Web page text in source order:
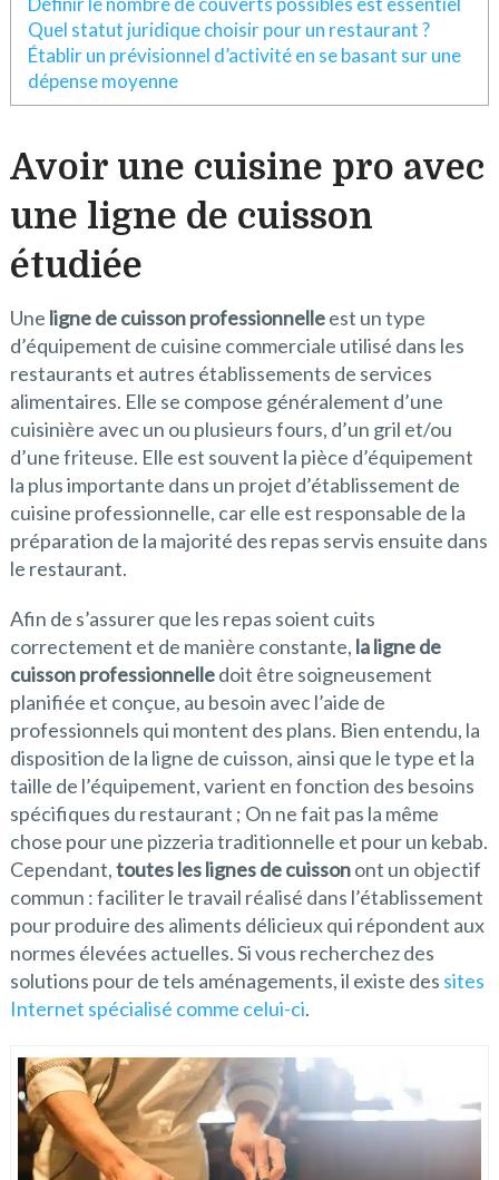
Quel statut juridique choisir pour un restaurant ?
Établir un prévisionnel d’activité en se basant sur une
dépense moyenne
Avoir une cuisine pro avec
une ligne de cuisson
étudiée
Une ligne de cuisson professionnelleest un type
d’équipement de cuisine commerciale utilisé dans les
restaurants et autres établissements de services
alimentaires. Elle se compose généralement d’une
cuisinière avec un ou plusieurs fours, d’un gril et/ou
d’une friteuse. Elle est souvent la pièce d’équipement
la plus importante dans un projet d’établissement de
cuisine professionnelle, car elle est responsable de la
préparation de la majorité des repas servis ensuite dans
le restaurant.
Afin de s’assurer que les repas soient cuits
correctement et de manière constante, la ligne de
cuisson professionnelledoit être soigneusement
planifiée et conçue, au besoin avec l’aide de
professionnels qui montent des plans. Bien entendu, la
disposition de la ligne de cuisson, ainsi que le type et la
taille de l’équipement, varient en fonction des besoins
spécifiques du restaurant ; On ne fait pas la même
chose pour une pizzeria traditionnelle et pour un kebab.
Cependant,toutes les lignes de cuissonont un objectif
commun : faciliter le travail réalisé dans l’établissement
pour produire des aliments délicieux qui répondent aux
normes élevées actuelles. Si vous recherchez des
solutions pour de tels aménagements, il existe des sites
Internet spécialisé comme celui-ci.